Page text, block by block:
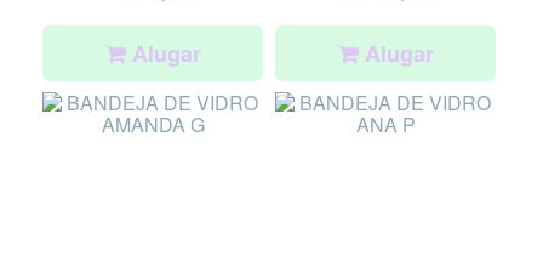
Alugar Alugar